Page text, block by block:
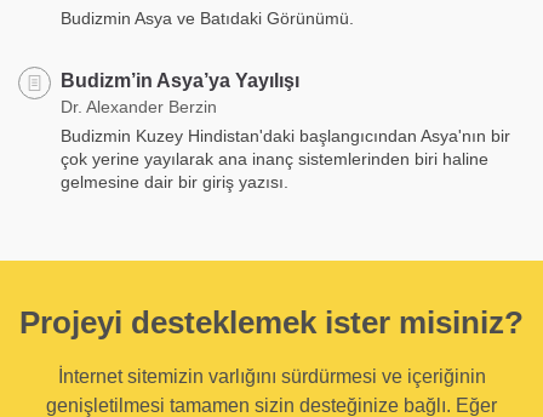
Budizmin Asya ve Batıdaki Görünümü.
Budizm’in Asya’ya Yayılışı
Dr. Alexander Berzin
Budizmin Kuzey Hindistan'daki başlangıcından Asya'nın bir
çok yerine yayılarak ana inanç sistemlerinden biri haline
gelmesine dair bir giriş yazısı.
Projeyi desteklemek ister misiniz?
İnternet sitemizin varlığını sürdürmesi ve içeriğinin
genişletilmesi tamamen sizin desteğinize bağlı. Eğer